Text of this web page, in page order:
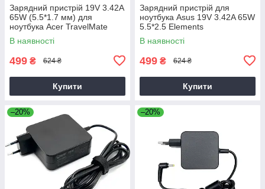
Зарядний пристрій 19V 3.42A
65W (5.5*1.7 мм) для
ноутбука Acer TravelMate
P2510-G2-M
В наявності
499 ₴ 624 ₴
Купити
Зарядний пристрій для
ноутбука Asus 19V 3.42A 65W
5.5*2.5 Elements
В наявності
499 ₴ 624 ₴
Купити
–20% –20%